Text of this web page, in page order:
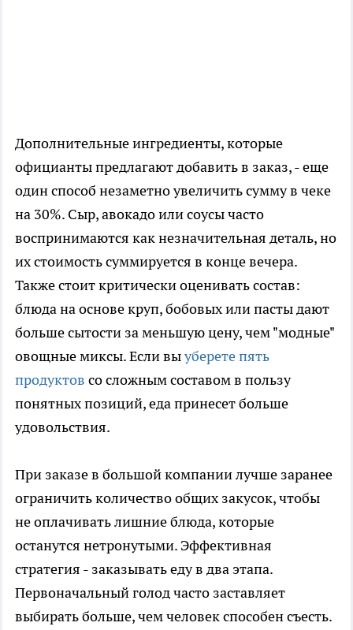
Дополнительные ингредиенты, которые
официанты предлагают добавить в заказ, - еще
один способ незаметно увеличить сумму в чеке
на 30%. Сыр, авокадо или соусы часто
воспринимаются как незначительная деталь, но
их стоимость суммируется в конце вечера.
Также стоит критически оценивать состав:
блюда на основе круп, бобовых или пасты дают
больше сытости за меньшую цену, чем "модные"
овощные миксы. Если выуберете пять
продуктов со сложным составом в пользу
понятных позиций, еда принесет больше
удовольствия.
При заказе в большой компании лучше заранее
ограничить количество общих закусок, чтобы
не оплачивать лишние блюда, которые
останутся нетронутыми. Эффективная
стратегия - заказывать еду в два этапа.
Первоначальный голод часто заставляет
выбирать больше, чем человек способен съесть.